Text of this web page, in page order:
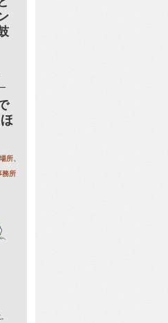
所、
務所